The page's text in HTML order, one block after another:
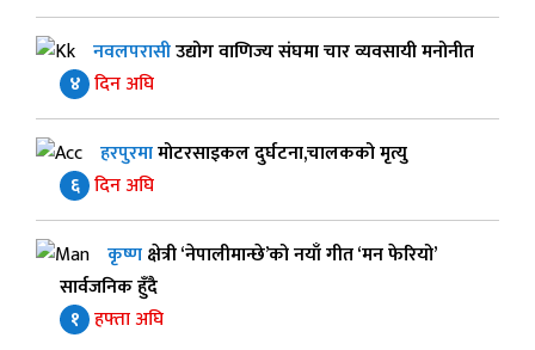
नवलपरासीउद्योग वाणिज्य संघमा चार व्यवसायी मनोनीत
४ दिन अघि
हरपुरमामोटरसाइकल दुर्घटना,चालकको मृत्यु
६ दिन अघि
कृष्णक्षेत्री ‘नेपालीमान्छे’को नयाँ गीत ‘मन फेरियो’
सार्वजनिक हुँदै
१ हफ्ता अघि